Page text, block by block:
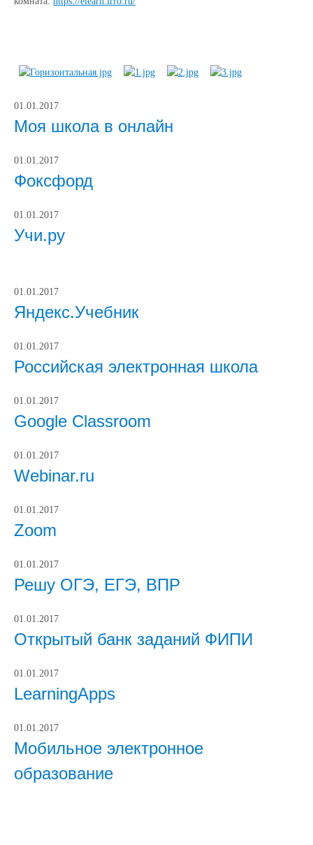
01.01.2017
Моя школа в онлайн
01.01.2017
Фоксфорд
01.01.2017
Учи.ру
01.01.2017
Яндекс.Учебник
01.01.2017
Российская электронная школа
01.01.2017
Google Classroom
01.01.2017
Webinar.ru
01.01.2017
Zoom
01.01.2017
Решу ОГЭ, ЕГЭ, ВПР
01.01.2017
Открытый банк заданий ФИПИ
01.01.2017
LearningApps
01.01.2017
Мобильное электронное
образование